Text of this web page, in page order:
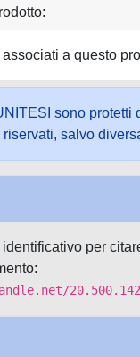
a questo
sono protetti
salvo
per